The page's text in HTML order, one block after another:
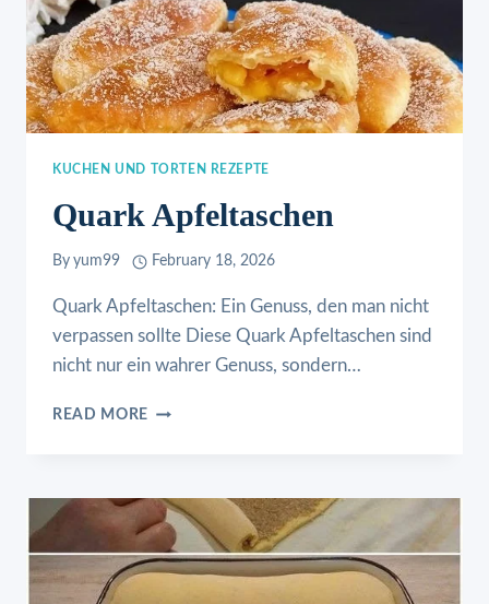
KUCHEN UND TORTEN REZEPTE
Quark Apfeltaschen
By yum99 February 18, 2026
Quark Apfeltaschen: Ein Genuss, den man nicht
verpassen sollte Diese Quark Apfeltaschen sind
nicht nur ein wahrer Genuss, sondern…
READ MORE QUARK